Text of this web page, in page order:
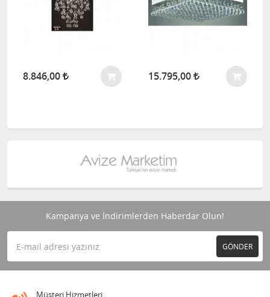
8.846,00 15.795,00
Kampanya ve İndirimlerden Haberdar Olun!
GÖNDER
Müşteri Hizmetleri